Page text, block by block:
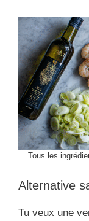
Tous les
Alternative
Tu veux une